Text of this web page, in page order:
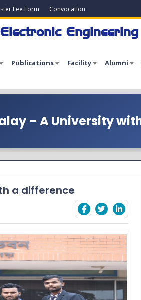
Fee Form Convocation
Engineering
Publications Facility Alumni
– A University
a difference